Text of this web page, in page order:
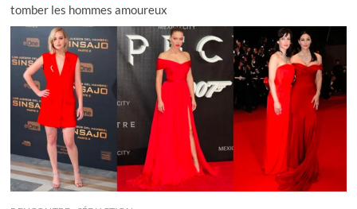
tomber les hommes amoureux